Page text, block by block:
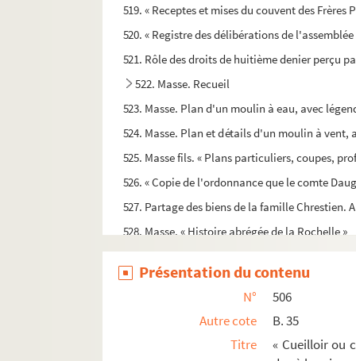
519. « Receptes et mises du couvent des
520. « Registre des délibérations de
521. Rôle des droits de huitième denier perçu
522. Masse. Recueil
523. Masse. Plan d'un moulin à eau, avec
524. Masse. Plan et détails d'un moulin à
525. Masse fils. « Plans particuliers, coupes,
526. « Copie de l'ordonnance que le comte
527. Partage des biens de la famille Chrestien.
528. Masse. « Histoire abrégée de la Rochelle »
529. Boudet (Dom). « Histoire de l'abbaye de
530. Recueil de copies et d'analyses de
531. Recueil de pièces concernant Saint-
532. Brillouin. « Pons, du Xesiècle au XVI
533. Recueil relatif à l'histoire de Pons
Présentation du contenu
N°
506
Autre cote
B. 35
Titre
« Cueilloir ou